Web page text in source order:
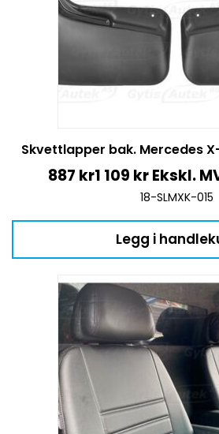
Skvettlapper bak. Mercedes
887 kr1 109 kr Ekskl.
18-SLMXK-015
Legg i